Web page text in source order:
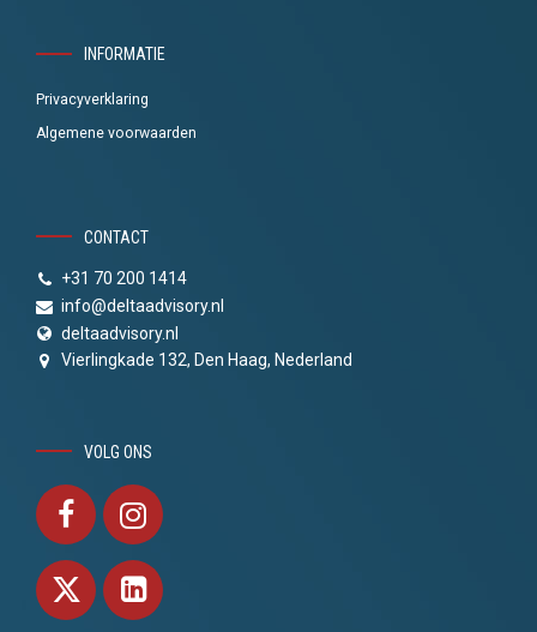
INFORMATIE
Privacyverklaring
Algemene voorwaarden
CONTACT
+31 70 200 1414
info@deltaadvisory.nl
deltaadvisory.nl
Vierlingkade 132, Den Haag, Nederland
VOLG ONS